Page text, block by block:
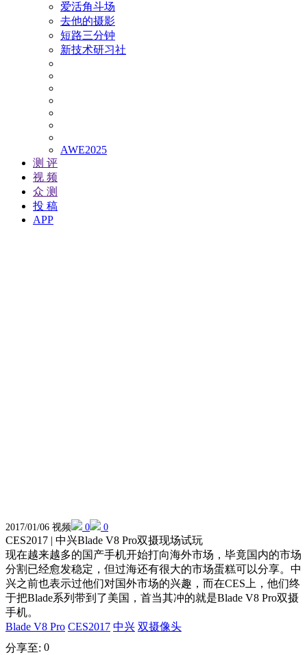
爱活角斗场
去他的摄影
短路三分钟
新技术研习社
AWE2025
测 评
视 频
众 测
投 稿
APP
2017/01/06 视频 0 0
CES2017 | 中兴Blade V8 Pro双摄现场试玩
现在越来越多的国产手机开始打向海外市场，毕竟国内的市场
分割已经愈发稳定，但过海还有很大的市场蛋糕可以分享。中
兴之前也表示过他们对国外市场的兴趣，而在CES上，他们终
于把Blade系列带到了美国，首当其冲的就是Blade V8 Pro双摄
手机。
Blade V8 Pro CES2017 中兴 双摄像头
分享至: 0